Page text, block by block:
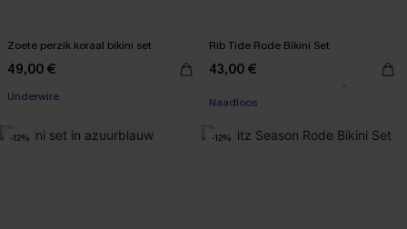
Zoete perzik koraal bikini set
49,00 €
Underwire
Rib Tide Rode Bikini Set
43,00 €
【AG18】2 met 10% korting
Naadloos
-12% -12%